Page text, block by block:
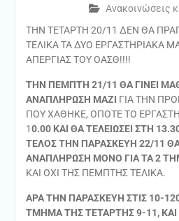
Ανακοινώσεις
ΤΗΝ ΤΕΤΑΡΤΗ 20/11 ΔΕΝ ΘΑ
ΤΕΛΙΚΑ ΤΑ ΔΥΟ ΕΡΓΑΣΤΗΡΙΑΚΑ
ΑΠΕΡΓΙΑΣ ΤΟΥ ΟΑΣΘ!!!!
ΤΗΝ ΠΕΜΠΤΗ 21/11 ΘΑ ΓΙΝΕΙ
ΑΝΑΠΛΗΡΩΣΗ ΜΑΖΙ ΓΙΑ ΤΗΝ
ΠΟΥ ΧΑΘΗΚΕ, ΟΠΟΤΕ ΤΟ
10.00 ΚΑΙ ΘΑ ΤΕΛΕΙΩΣΕΙ ΣΤΗ
ΤΕΛΟΣ ΤΗΝ ΠΑΡΑΣΚΕΥΗ 22/11 ΘΑ
ΑΝΑΠΛΗΡΩΣΗ ΜΟΝΟ ΓΙΑ ΤΑ 2
ΚΑΙ ΟΧΙ ΤΗΣ ΠΕΜΠΤΗΣ ΤΕΛΙΚΑ.
ΑΡΑ ΤΗΝ ΠΑΡΑΣΚΕΥΗ ΣΤΙΣ 10-
ΤΜΗΜΑ ΤΗΣ ΤΕΤΑΡΤΗΣ 9-11, ΚΑΙ